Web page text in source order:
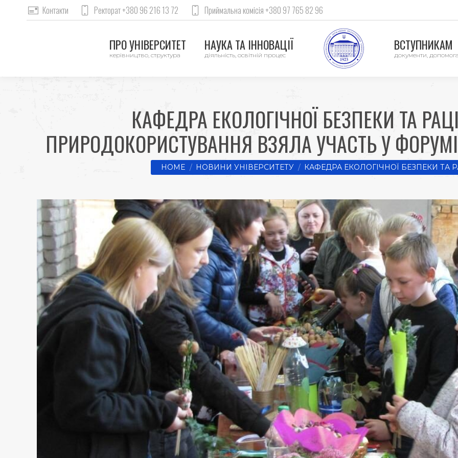
Контакти Ректорат +380 96 216 13 72 Приймальна комісія +380 97 765 82 96
ПРО УНІВЕРСИТЕТ
керівництво, структура
НАУКА ТА ІННОВАЦІЇ
діяльність, освітній процес
ВСТУПНИКАМ
документи,
КАФЕДРА ЕКОЛОГІЧНОЇ БЕЗПЕКИ ТА
ПРИРОДОКОРИСТУВАННЯ ВЗЯЛА УЧАСТЬ У
You are here:
HOME НОВИНИ УНІВЕРСИТЕТУ КАФЕДРА ЕКОЛОГІЧНОЇ БЕЗПЕКИ ТА